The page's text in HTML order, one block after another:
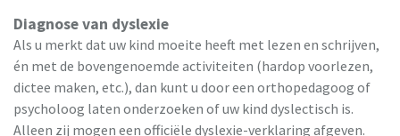
Diagnose van dyslexie
Als u merkt dat uw kind moeite heeft met lezen en schrijven,
én met de bovengenoemde activiteiten (hardop voorlezen,
dictee maken, etc.), dan kunt u door een orthopedagoog of
psycholoog laten onderzoeken of uw kind dyslectisch is.
Alleen zij mogen een officiële dyslexie-verklaring afgeven.